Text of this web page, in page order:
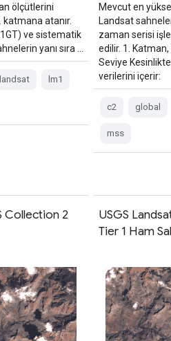
ölçütlerini
katmana atanır.
ve sistematik
yanı sıra …
landsat lm1
Mevcut en
Landsat
zaman serisi
edilir. 1. Katman,
Seviye
verilerini içerir:
c2 global
mss
Collection 2
USGS
Tier 1 Ham